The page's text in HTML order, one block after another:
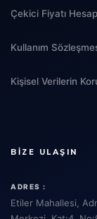
Çekici Fiyatı
Kullanım
Kişisel Verilerin
BIZE ULAŞIN
ADRES :
Etiler Mahallesi,